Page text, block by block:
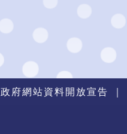
政府網站資料開放宣告 ｜